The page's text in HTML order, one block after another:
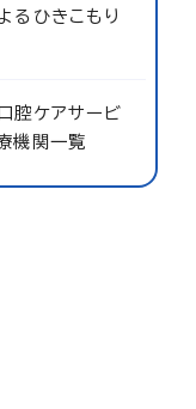
るひきこもり
腔ケアサービ
機関一覧